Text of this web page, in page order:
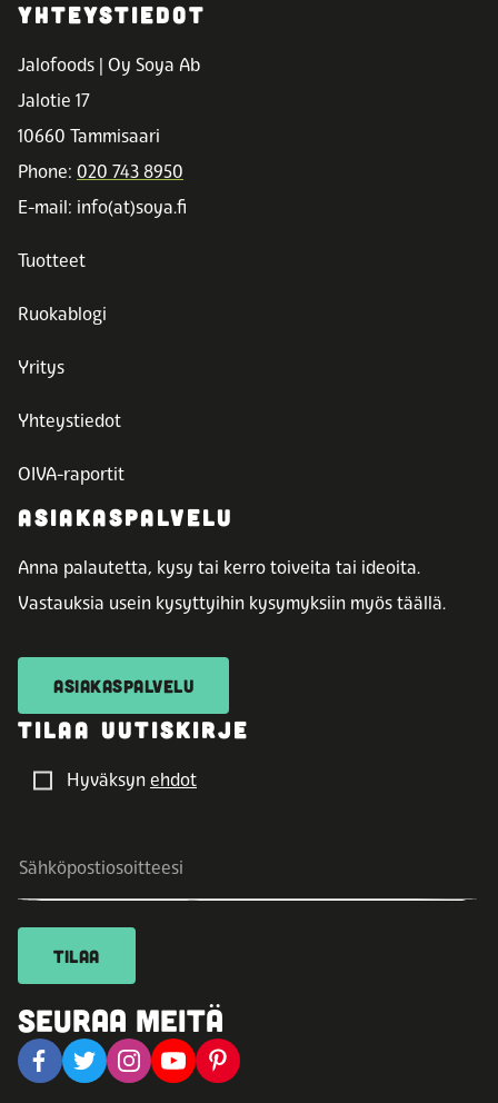
YHTEYSTIEDOT
Jalofoods | Oy Soya Ab
Jalotie 17
10660 Tammisaari
Phone: 020 743 8950
E-mail: info(at)soya.fi
Tuotteet
Ruokablogi
Yritys
Yhteystiedot
OIVA-raportit
ASIAKASPALVELU
Anna palautetta, kysy tai kerro toiveita tai ideoita.
Vastauksia usein kysyttyihin kysymyksiin myös täällä.
ASIAKASPALVELU
TILAA UUTISKIRJE
Hyväksyn ehdot
TILAA
SEURAA MEITÄ